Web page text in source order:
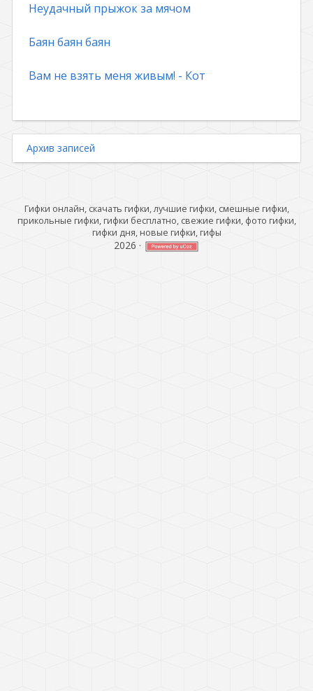
Неудачный прыжок за мячом
Баян баян баян
Вам не взять меня живым! - Кот
Архив записей
Гифки онлайн, скачать гифки, лучшие гифки, смешные гифки,
прикольные гифки, гифки бесплатно, свежие гифки, фото гифки,
гифки дня, новые гифки, гифы
2026 ·